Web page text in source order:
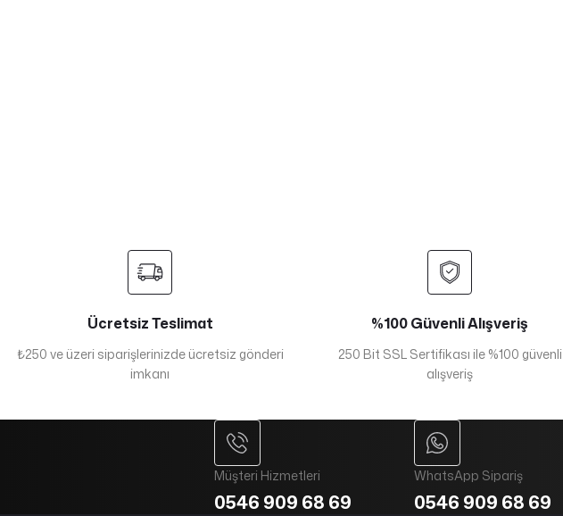
Ücretsiz Teslimat
₺250 ve üzeri siparişlerinizde ücretsiz gönderi
imkanı
%100 Güvenli Alışveriş
250 Bit SSL Sertifikası ile %100 güvenli
alışveriş
Müşteri Hizmetleri
0546 909 68 69
WhatsApp Sipariş
0546 909 68 69